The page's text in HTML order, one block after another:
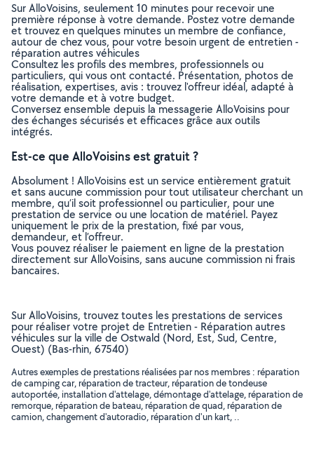
Sur AlloVoisins, seulement 10 minutes pour recevoir une
première réponse à votre demande. Postez votre demande
et trouvez en quelques minutes un membre de confiance,
autour de chez vous, pour votre besoin urgent de entretien -
réparation autres véhicules
Consultez les profils des membres, professionnels ou
particuliers, qui vous ont contacté. Présentation, photos de
réalisation, expertises, avis : trouvez l'offreur idéal, adapté à
votre demande et à votre budget.
Conversez ensemble depuis la messagerie AlloVoisins pour
des échanges sécurisés et efficaces grâce aux outils
intégrés.
Est-ce que AlloVoisins est gratuit ?
Absolument ! AlloVoisins est un service entièrement gratuit
et sans aucune commission pour tout utilisateur cherchant un
membre, qu’il soit professionnel ou particulier, pour une
prestation de service ou une location de matériel. Payez
uniquement le prix de la prestation, fixé par vous,
demandeur, et l’offreur.
Vous pouvez réaliser le paiement en ligne de la prestation
directement sur AlloVoisins, sans aucune commission ni frais
bancaires.
Sur AlloVoisins, trouvez toutes les prestations de services
pour réaliser votre projet de Entretien - Réparation autres
véhicules sur la ville de Ostwald (Nord, Est, Sud, Centre,
Ouest) (Bas-rhin, 67540)
Autres exemples de prestations réalisées par nos membres : réparation
de camping car, réparation de tracteur, réparation de tondeuse
autoportée, installation d'attelage, démontage d'attelage, réparation de
remorque, réparation de bateau, réparation de quad, réparation de
camion, changement d'autoradio, réparation d'un kart, ..